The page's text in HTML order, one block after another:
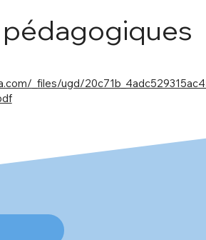
pédagogiques
_files/ugd/